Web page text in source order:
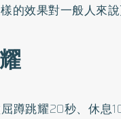
的效果對一般人來說
蹲跳耀20秒、休息